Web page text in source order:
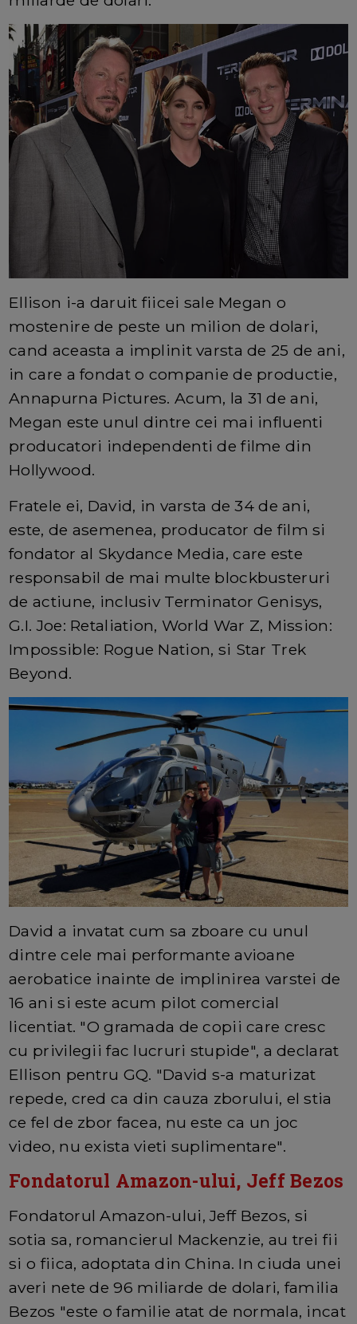
Ellison i-a daruit fiicei sale Megan o
mostenire de peste un milion de dolari,
cand aceasta a implinit varsta de 25 de ani,
in care a fondat o companie de productie,
Annapurna Pictures. Acum, la 31 de ani,
Megan este unul dintre cei mai influenti
producatori independenti de filme din
Hollywood.
Fratele ei, David, in varsta de 34 de ani,
este, de asemenea, producator de film si
fondator al Skydance Media, care este
responsabil de mai multe blockbusteruri
de actiune, inclusiv Terminator Genisys,
G.I. Joe: Retaliation, World War Z, Mission:
Impossible: Rogue Nation, si Star Trek
Beyond.
David a invatat cum sa zboare cu unul
dintre cele mai performante avioane
aerobatice inainte de implinirea varstei de
16 ani si este acum pilot comercial
licentiat. "O gramada de copii care cresc
cu privilegii fac lucruri stupide", a declarat
Ellison pentru GQ. "David s-a maturizat
repede, cred ca din cauza zborului, el stia
ce fel de zbor facea, nu este ca un joc
video, nu exista vieti suplimentare".
Fondatorul Amazon-ului, Jeff Bezos
Fondatorul Amazon-ului, Jeff Bezos, si
sotia sa, romancierul Mackenzie, au trei fii
si o fiica, adoptata din China. In ciuda unei
averi nete de 96 miliarde de dolari, familia
Bezos "este o familie atat de normala, incat